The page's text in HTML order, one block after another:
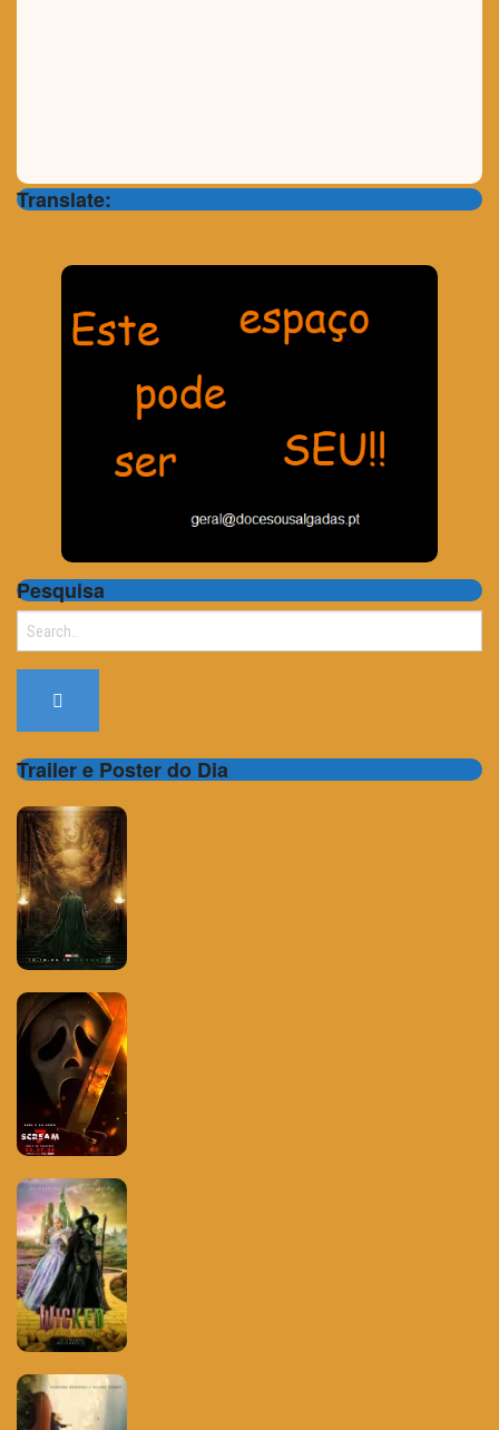
Translate:
Pesquisa
Search
Trailer e Poster do Dia